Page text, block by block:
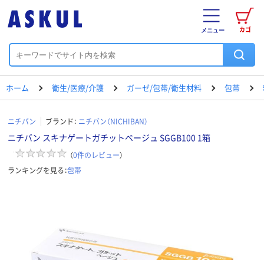
カゴ
メニュー
ホーム 衛生/医療/介護 ガーゼ/包帯/衛生材料 包帯
ニチバン ブランド： ニチバン（NICHIBAN）
ニチバン スキナゲートガチットベージュ SGGB100 1箱
（0件のレビュー）
ランキングを見る：包帯